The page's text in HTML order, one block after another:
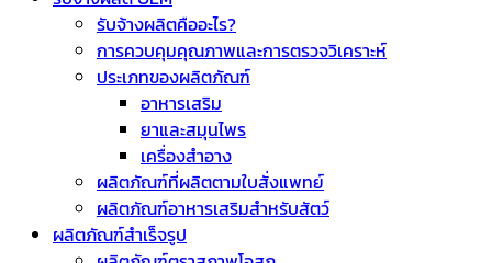
รับจ้างผลิตคืออะไร?
การควบคุมคุณภาพและการตรวจวิเคราะห์
ประเภทของผลิตภัณฑ์
อาหารเสริม
ยาและสมุนไพร
เครื่องสำอาง
ผลิตภัณฑ์ที่ผลิตตามใบสั่งแพทย์
ผลิตภัณฑ์อาหารเสริมสำหรับสัตว์
ผลิตภัณฑ์สำเร็จรูป